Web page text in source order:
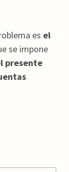
es el
se impone
presente